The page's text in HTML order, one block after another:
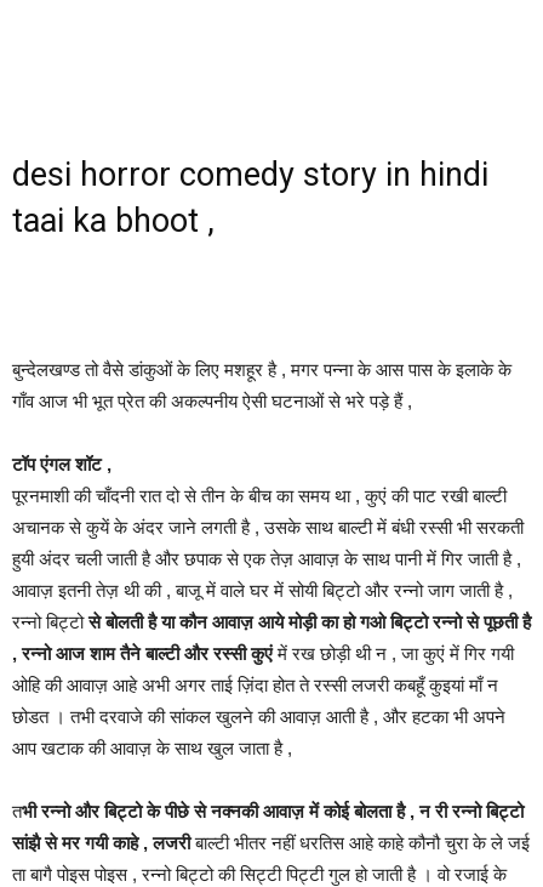
desi horror comedy story in hindi
taai ka bhoot ,
बुन्देलखण्ड तो वैसे डांकुओं के लिए मशहूर है , मगर पन्ना के आस पास के इलाके के
गाँव आज भी भूत प्रेत की अकल्पनीय ऐसी घटनाओं से भरे पड़े हैं ,
टॉप एंगल शॉट ,
पूरनमाशी की चाँदनी रात दो से तीन के बीच का समय था , कुएं की पाट रखी बाल्टी
अचानक से कुयें के अंदर जाने लगती है , उसके साथ बाल्टी में बंधी रस्सी भी सरकती
हुयी अंदर चली जाती है और छपाक से एक तेज़ आवाज़ के साथ पानी में गिर जाती है ,
आवाज़ इतनी तेज़ थी की , बाजू में वाले घर में सोयी बिट्टो और रन्नो जाग जाती है ,
रन्नो बिट्टोसे बोलती है या कौन आवाज़ आये मोड़ी का हो गओ बिट्टो रन्नो से पूछती है
, रन्नो आज शाम तैने बाल्टी और रस्सी कुएंमें रख छोड़ी थी न , जा कुएं में गिर गयी
ओहि की आवाज़ आहे अभी अगर ताई ज़िंदा होत ते रस्सी लजरी कबहूँ कुइयां माँ न
छोडत । तभी दरवाजे की सांकल खुलने की आवाज़ आती है , और हटका भी अपने
आप खटाक की आवाज़ के साथ खुल जाता है ,
तभी रन्नो और बिट्टो के पीछे से नक्नकी आवाज़ में कोई बोलता है , न री रन्नो बिट्टो
सांझै से मर गयी काहे , लजरीबाल्टी भीतर नहीं धरतिस आहे काहे कौनौ चुरा के ले जई
ता बागै पोइस पोइस , रन्नो बिट्टो की सिट्टी पिट्टी गुल हो जाती है । वो रजाई के